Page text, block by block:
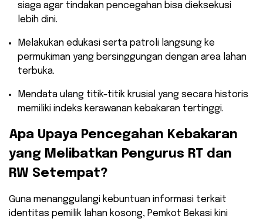
siaga agar tindakan pencegahan bisa dieksekusi
lebih dini.
​Melakukan edukasi serta patroli langsung ke
permukiman yang bersinggungan dengan area lahan
terbuka.
​Mendata ulang titik-titik krusial yang secara historis
memiliki indeks kerawanan kebakaran tertinggi.
​Apa Upaya Pencegahan Kebakaran
yang Melibatkan Pengurus RT dan
RW Setempat?
​Guna menanggulangi kebuntuan informasi terkait
identitas pemilik lahan kosong, Pemkot Bekasi kini